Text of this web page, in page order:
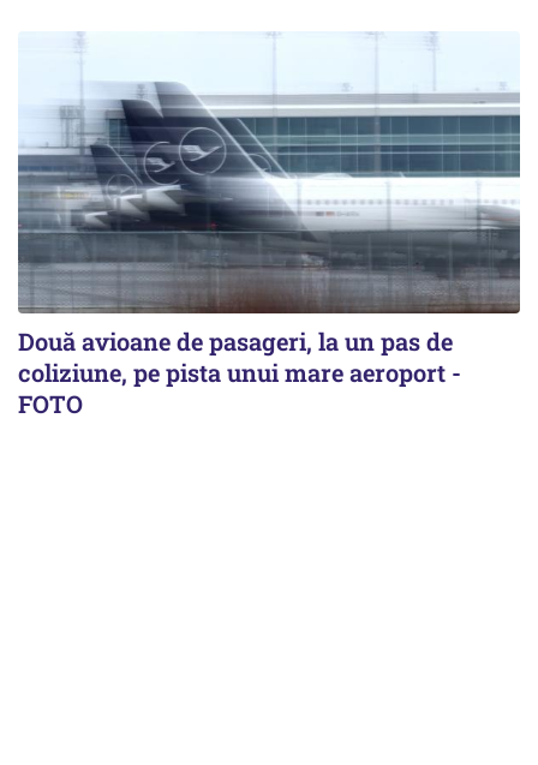
Două avioane de pasageri, la un pas de
coliziune, pe pista unui mare aeroport -
FOTO